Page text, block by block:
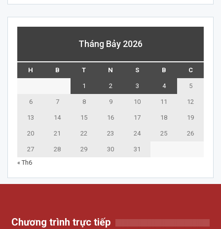
Tháng Bảy 2026
H B T N S B C
1 2 3 4 5
6 7 8 9 10 11 12
13 14 15 16 17 18 19
20 21 22 23 24 25 26
27 28 29 30
31
« Th6
Chương trình trực tiếp